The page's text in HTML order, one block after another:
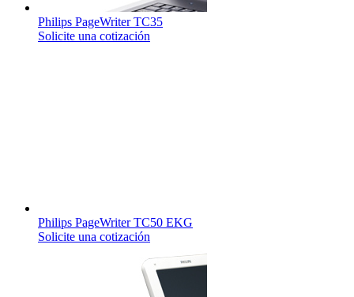
Philips PageWriter TC35
Solicite una cotización
Philips PageWriter TC50 EKG
Solicite una cotización